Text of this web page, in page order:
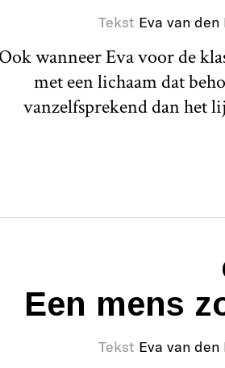
Tekst Eva van den
Ook wanneer Eva voor de
met een lichaam dat
vanzelfsprekend dan het
Een mens
Tekst Eva van den